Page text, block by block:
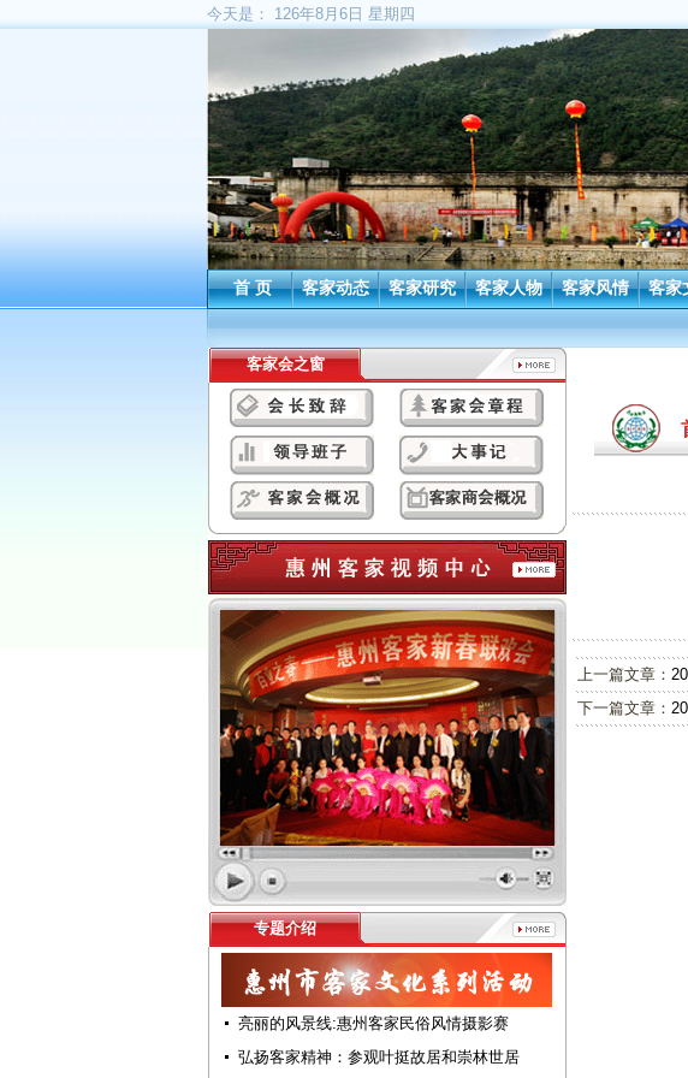
今天是： 126年8月6日 星期四
首 页 客家动态 客家研究 客家人物 客家风情 客家
客家会之窗
专题介绍
亮丽的风景线:惠州客家民俗风情摄影赛
弘扬客家精神：参观叶挺故居和崇林世居
上一篇文章：
下一篇文章：